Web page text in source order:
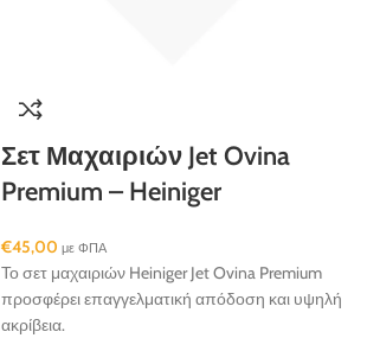
Σετ Μαχαιριών Jet Ovina
Premium – Heiniger
€45,00 με ΦΠΑ
Το σετ μαχαιριών Heiniger Jet Ovina Premium
προσφέρει επαγγελματική απόδοση και υψηλή
ακρίβεια.